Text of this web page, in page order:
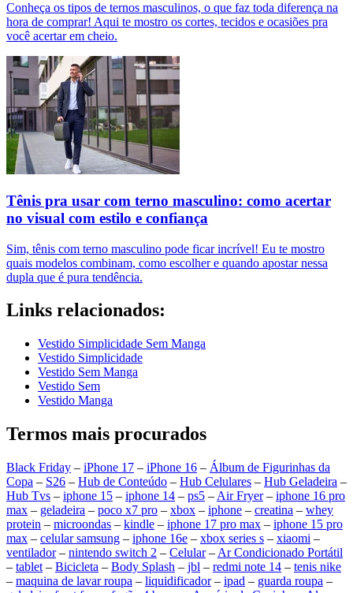
Conheça os tipos de ternos masculinos, o que faz toda diferença na
hora de comprar! Aqui te mostro os cortes, tecidos e ocasiões pra
você acertar em cheio.
Tênis pra usar com terno masculino: como acertar
no visual com estilo e confiança
Sim, tênis com terno masculino pode ficar incrível! Eu te mostro
quais modelos combinam, como escolher e quando apostar nessa
dupla que é pura tendência.
Links relacionados:
Vestido Simplicidade Sem Manga
Vestido Simplicidade
Vestido Sem Manga
Vestido Sem
Vestido Manga
Termos mais procurados
Black Friday – iPhone 17 – iPhone 16 – Álbum de Figurinhas da
Copa – S26 – Hub de Conteúdo – Hub Celulares – Hub Geladeira –
Hub Tvs – iphone 15 – iphone 14 – ps5 – Air Fryer– iphone 16 pro
max – geladeira – poco x7 pro – xbox – iphone – creatina – whey
protein – microondas – kindle – iphone 17 pro max – iphone 15 pro
max – celular samsung – iphone 16e – xbox series s – xiaomi –
ventilador– nintendo switch 2 – Celular– Ar Condicionado Portátil
– tablet – Bicicleta – Body Splash – jbl – redmi note 14 – tenis nike
– maquina de lavar roupa – liquidificador– ipad – guarda roupa –